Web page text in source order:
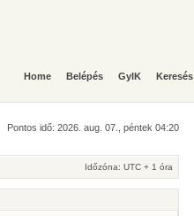
Home Belépés GyIK Keresés
Pontos idő: 2026. aug. 07., péntek 04:20
Időzóna: UTC + 1 óra